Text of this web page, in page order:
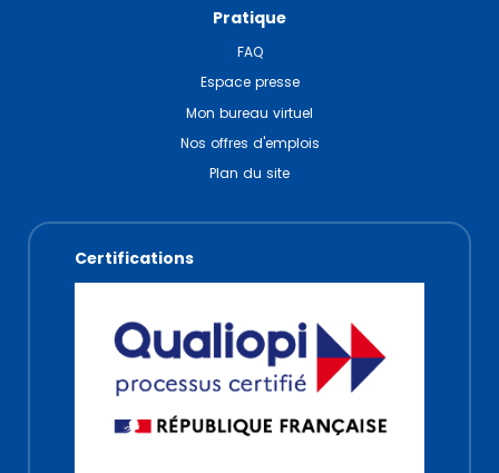
Pratique
FAQ
Espace presse
Mon bureau virtuel
Nos offres d'emplois
Plan du site
Certifications